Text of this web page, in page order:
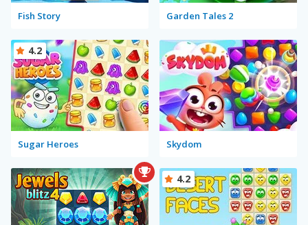
Fish Story Garden Tales 2
Sugar Heroes
4.2
Skydom
4.2